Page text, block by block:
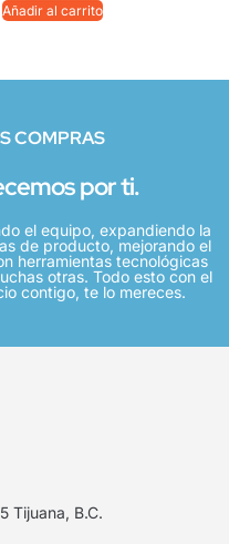
Añadir al carrito
COMPRAS
por ti.
el equipo, expandiendo la
de producto, mejorando el
herramientas tecnológicas
otras. Todo esto con el
contigo, te lo mereces.
Tijuana, B.C.